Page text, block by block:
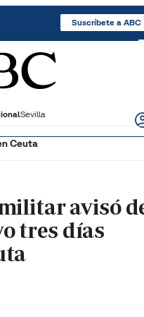
Suscríbete a ABC
Sevilla
Ceuta
avisó
tres días